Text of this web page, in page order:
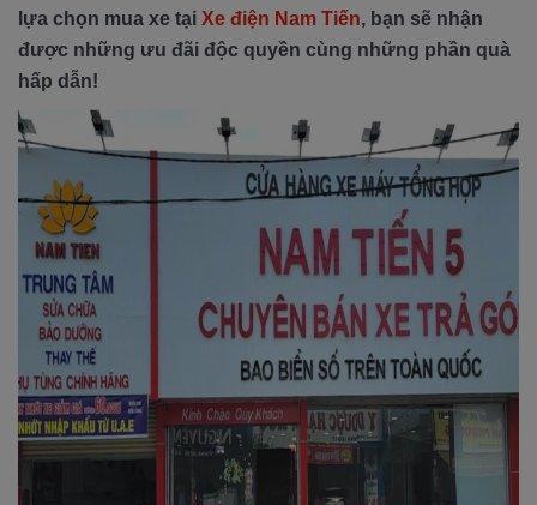
lựa chọn mua xe tại Xe điện Nam Tiến, bạn sẽ nhận
được những ưu đãi độc quyền cùng những phần quà
hấp dẫn!